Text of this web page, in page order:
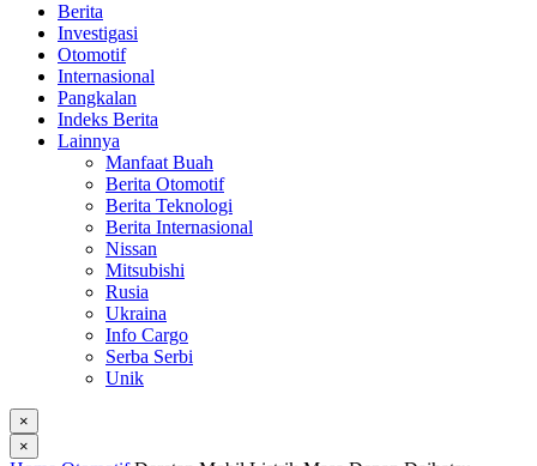
Berita
Investigasi
Otomotif
Internasional
Pangkalan
Indeks Berita
Lainnya
Manfaat Buah
Berita Otomotif
Berita Teknologi
Berita Internasional
Nissan
Mitsubishi
Rusia
Ukraina
Info Cargo
Serba Serbi
Unik
×
×